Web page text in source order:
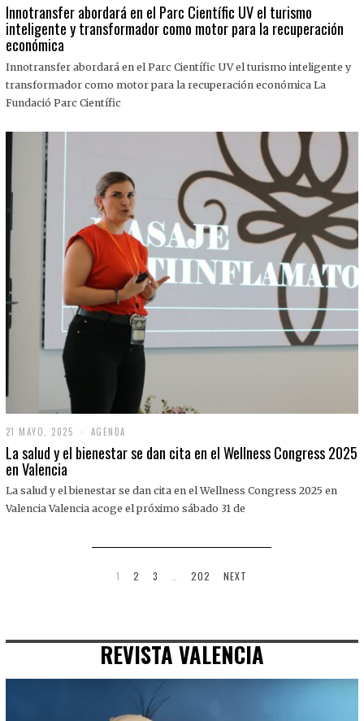
M
A
Y
,
0
2
Innotransfer abordará en el Parc Científic UV el turismo
inteligente y transformador como motor para la recuperación
económica
Innotransfer abordará en el Parc Científic UV el turismo inteligente y
transformador como motor para la recuperación económica La
Fundació Parc Científic
21 MAYO, 2025
1
M
O
,
AGENDA
La salud y el bienestar se dan cita en el Wellness Congress 2025
en Valencia
La salud y el bienestar se dan cita en el Wellness Congress 2025 en
Valencia Valencia acoge el próximo sábado 31 de
1 2 3 202 NEXT
REVISTA VALENCIA